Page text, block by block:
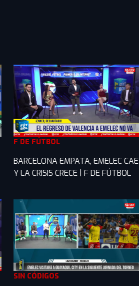
F DE FÚTBOL
BARCELONA EMPATA, EMELEC CAE
Y LA CRISIS CRECE | F DE FÚTBOL
SIN CÓDIGOS